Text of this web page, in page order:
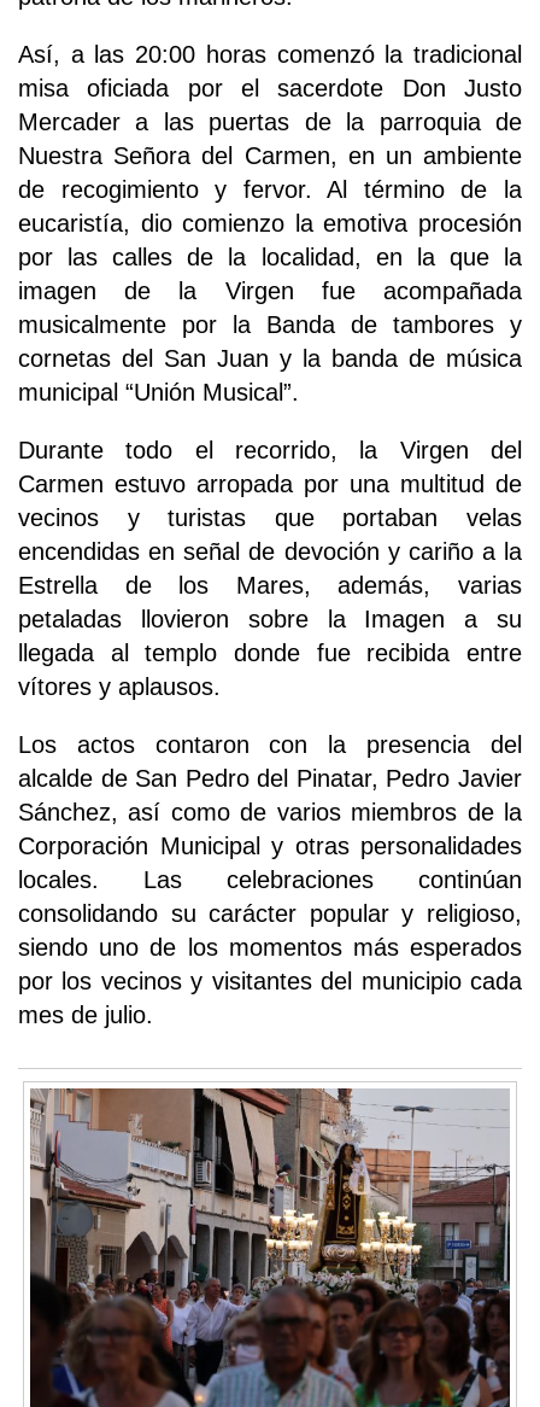
Así, a las 20:00 horas comenzó la tradicional
misa oficiada por el sacerdote Don Justo
Mercader a las puertas de la parroquia de
Nuestra Señora del Carmen, en un ambiente
de recogimiento y fervor. Al término de la
eucaristía, dio comienzo la emotiva procesión
por las calles de la localidad, en la que la
imagen de la Virgen fue acompañada
musicalmente por la Banda de tambores y
cornetas del San Juan y la banda de música
municipal “Unión Musical”.
Durante todo el recorrido, la Virgen del
Carmen estuvo arropada por una multitud de
vecinos y turistas que portaban velas
encendidas en señal de devoción y cariño a la
Estrella de los Mares, además, varias
petaladas llovieron sobre la Imagen a su
llegada al templo donde fue recibida entre
vítores y aplausos.
Los actos contaron con la presencia del
alcalde de San Pedro del Pinatar, Pedro Javier
Sánchez, así como de varios miembros de la
Corporación Municipal y otras personalidades
locales. Las celebraciones continúan
consolidando su carácter popular y religioso,
siendo uno de los momentos más esperados
por los vecinos y visitantes del municipio cada
mes de julio.